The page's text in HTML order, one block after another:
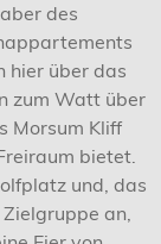
des
hier über das
zum Watt über
Morsum Kliff
bietet.
und, das
an,